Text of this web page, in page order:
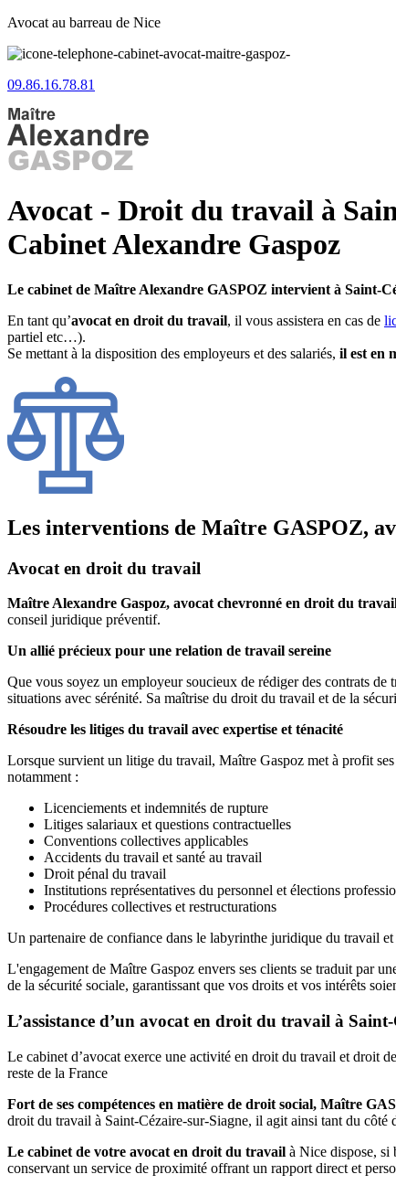
Avocat au barreau de Nice
09.86.16.78.81
Avocat - Droit du travail à
Cabinet Alexandre Gaspoz
Le cabinet de Maître Alexandre GASPOZ intervient à Saint-
En tant qu’avocat en droit du travail, il vous assistera en cas de
partiel etc…).
Se mettant à la disposition des employeurs et des salariés, il est en
Les interventions de Maître GASPOZ,
Avocat en droit du travail
Maître Alexandre Gaspoz, avocat chevronné en droit du
conseil juridique préventif.
Un allié précieux pour une relation de travail sereine
Que vous soyez un employeur soucieux de rédiger des contrats
situations avec sérénité. Sa maîtrise du droit du travail et de la
Résoudre les litiges du travail avec expertise et ténacité
Lorsque survient un litige du travail, Maître Gaspoz met à profit
notamment :
Licenciements et indemnités de rupture
Litiges salariaux et questions contractuelles
Conventions collectives applicables
Accidents du travail et santé au travail
Droit pénal du travail
Institutions représentatives du personnel et élections
Procédures collectives et restructurations
Un partenaire de confiance dans le labyrinthe juridique du travail et
L'engagement de Maître Gaspoz envers ses clients se traduit par
de la sécurité sociale, garantissant que vos droits et vos intérêts
L’assistance d’un avocat en droit du travail à
Le cabinet d’avocat exerce une activité en droit du travail et droit
reste de la France
Fort de ses compétences en matière de droit social, Maître
droit du travail à Saint-Cézaire-sur-Siagne, il agit ainsi tant du côté
Le cabinet de votre avocat en droit du travail à Nice dispose, si
conservant un service de proximité offrant un rapport direct et